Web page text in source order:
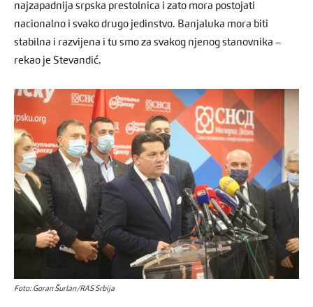
najzapadnija srpska prestolnica i zato mora postojati
nacionalno i svako drugo jedinstvo. Banjaluka mora biti
stabilna i razvijena i tu smo za svakog njenog stanovnika –
rekao je Stevandić.
Foto: Goran Šurlan/RAS Srbija